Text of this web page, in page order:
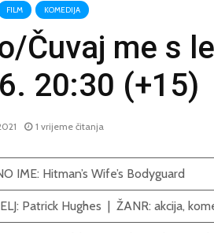
FILM KOMEDIJA
Čuvaj me s
20:30 (+15)
1 vrijeme čitanja
IME: Hitman’s Wife’s Bodyguard
Patrick Hughes | ŽANR: akcija,